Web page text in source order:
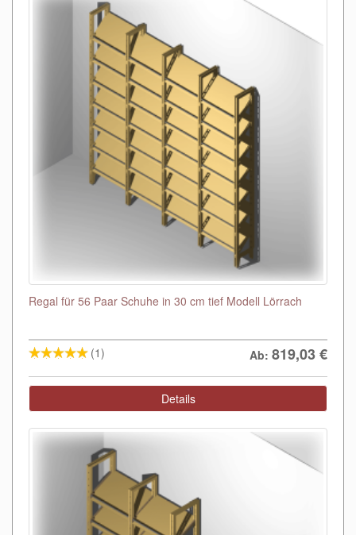
Regal für 56 Paar Schuhe in 30 cm tief Modell Lörrach
(1) Ab: 819,03€
Details